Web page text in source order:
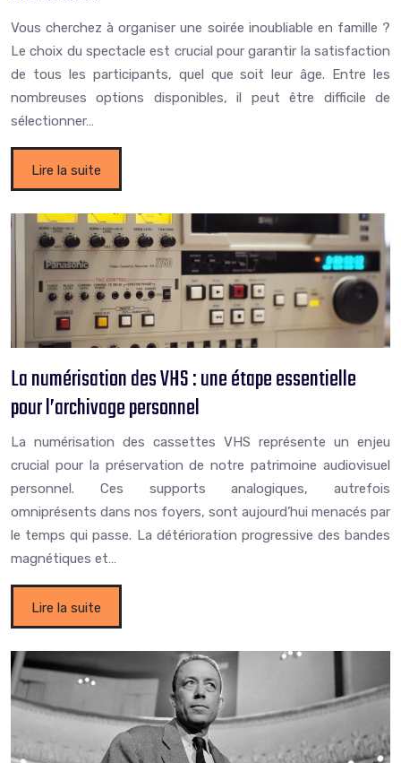
Vous cherchez à organiser une soirée inoubliable en famille ?
Le choix du spectacle est crucial pour garantir la satisfaction
de tous les participants, quel que soit leur âge. Entre les
nombreuses options disponibles, il peut être difficile de
sélectionner…
Lire la suite
La numérisation des VHS : une étape essentielle
pour l’archivage personnel
La numérisation des cassettes VHS représente un enjeu
crucial pour la préservation de notre patrimoine audiovisuel
personnel. Ces supports analogiques, autrefois
omniprésents dans nos foyers, sont aujourd’hui menacés par
le temps qui passe. La détérioration progressive des bandes
magnétiques et…
Lire la suite